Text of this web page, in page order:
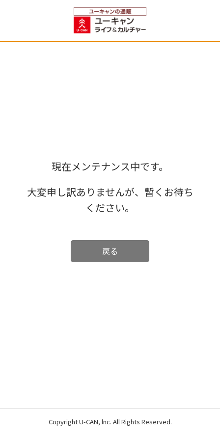
現在メンテナンス中です。
大変申し訳ありませんが、暫くお待ち
ください。
戻る
Copyright U-CAN, lnc. All Rights Reserved.